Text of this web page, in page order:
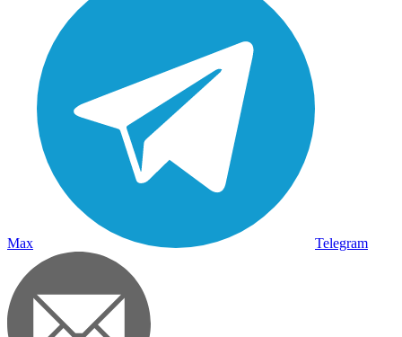
Max Telegram